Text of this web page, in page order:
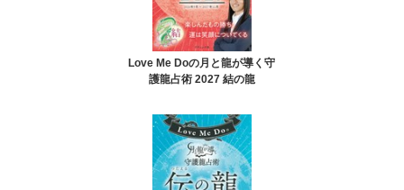
Love Me Doの月と龍が導く守
護龍占術 2027 結の龍